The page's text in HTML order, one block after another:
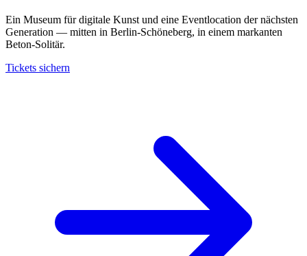
Ein Museum für digitale Kunst und eine Eventlocation der nächsten
Generation — mitten in Berlin-Schöneberg, in einem markanten
Beton-Solitär.
Tickets sichern